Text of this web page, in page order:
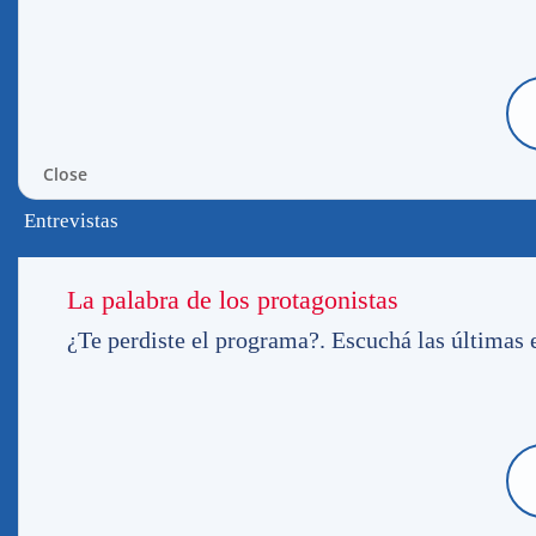
Close
Entrevistas
La palabra de los protagonistas
¿Te perdiste el programa?. Escuchá las
Las obras en los Céspedes son
lanzó una fuerte campaña para realizar
nos apoyan, y fieles oyentes, y ahora
donde el primer paso será tener la
puedan empezar a trabajar allí también.
SIEMPRE PIONEROS: EL DECANO
sintético de fútbol 11, con medidas
Francisco Marona integrante de la sub
como avanza el tema, y hace poco nos dijo